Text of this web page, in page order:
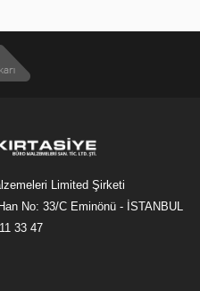
Limited Şirketi
No: 33/C Eminönü - İSTANBUL
33 47